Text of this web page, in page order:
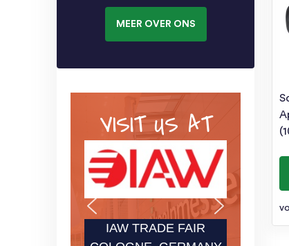
MEER OVER ONS
VISIT US AT
IAW TRADE FAIR